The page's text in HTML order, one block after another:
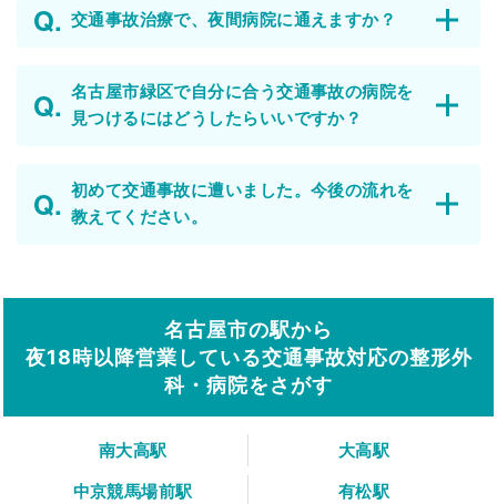
交通事故治療で、夜間病院に通えますか？
名古屋市緑区で自分に合う交通事故の病院を
見つけるにはどうしたらいいですか？
初めて交通事故に遭いました。今後の流れを
教えてください。
名古屋市の駅から
夜18時以降営業している交通事故対応の整形外
科・病院をさがす
南大高駅
大高駅
中京競馬場前駅
有松駅